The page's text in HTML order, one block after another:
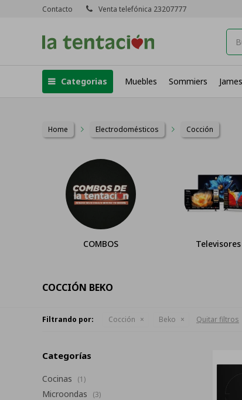
Categorias Muebles Sommiers James
Contacto Venta telefónica 23207777
Home Electrodomésticos Cocción
Televisores
COCCIÓN BEKO
Filtrando por: Cocción Beko Quitar filtros
Categorías
Cocinas (1)
Microondas (3)